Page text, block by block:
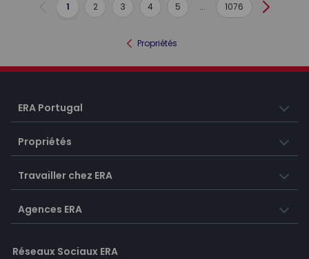
Précédent
1 2 3 4 5 ... 1076 Suivant
Propriétés
ERA Portugal
Propriétés
Travailler chez ERA
Agences ERA
Réseaux Sociaux ERA